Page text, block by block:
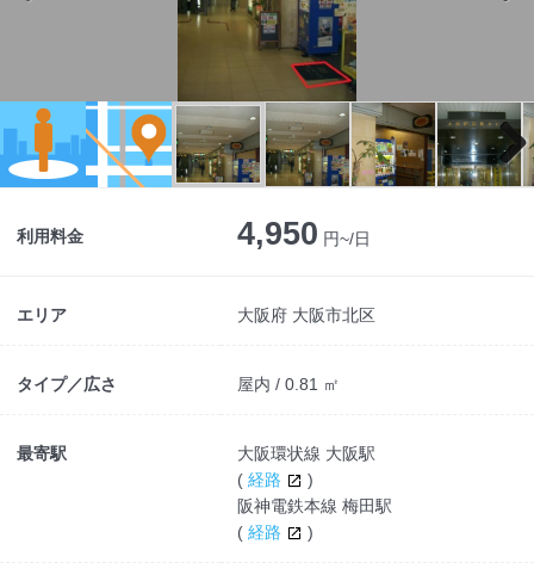
Next
利用料金 4,950 円~/日
エリア 大阪府 大阪市北区
タイプ／広さ 屋内 / 0.81 ㎡
最寄駅
大阪環状線 大阪駅
( 経路
)
阪神電鉄本線 梅田駅
( 経路 )